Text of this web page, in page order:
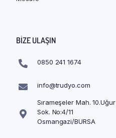
BIZE ULAŞIN
0850 241 1674
info@trudyo.com
Sırameşeler Mah. 10.Uğur
Sok. No:4/11
Osmangazi/BURSA